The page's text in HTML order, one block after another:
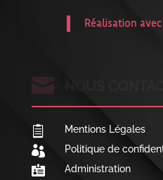
Réalisation

 Mentions Légales
 Politique de
 Administration